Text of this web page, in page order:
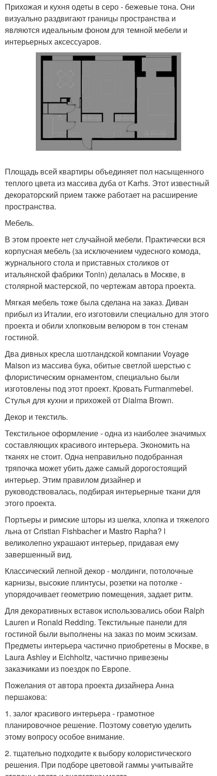
Прихожая и кухня одеты в серо - бежевые тона. Они
визуально раздвигают границы пространства и
являются идеальным фоном для темной мебели и
интерьерных аксессуаров.
Площадь всей квартиры объединяет пол насыщенного
теплого цвета из массива дуба от Karhs. Этот известный
декораторский прием также работает на расширение
пространства.
Мебель.
В этом проекте нет случайной мебели. Практически вся
корпусная мебель (за исключением чудесного комода,
журнального стола и приставных столиков от
итальянской фабрики Tonin) делалась в Москве, в
столярной мастерской, по чертежам автора проекта.
Мягкая мебель тоже была сделана на заказ. Диван
прибыл из Италии, его изготовили специально для этого
проекта и обили хлопковым велюром в тон стенам
гостиной.
Два дивных кресла шотландской компании Voyage
Maison из массива бука, обитые светлой шерстью с
флористическим орнаментом, специально были
изготовлены под этот проект. Кровать Furmanmebel.
Стулья для кухни и прихожей от Dialma Brown.
Декор и текстиль.
Текстильное оформление - одна из наиболее значимых
составляющих красивого интерьера. Экономить на
тканях не стоит. Одна неправильно подобранная
тряпочка может убить даже самый дорогостоящий
интерьер. Этим правилом дизайнер и
руководствовалась, подбирая интерьерные ткани для
этого проекта.
Портьеры и римские шторы из шелка, хлопка и тяжелого
льна от Cristian Fishbacher и Mastro Rapha? l
великолепно украшают интерьер, придавая ему
завершенный вид.
Классический лепной декор - молдинги, потолочные
карнизы, высокие плинтусы, розетки на потолке -
упорядочивает геометрию помещения, задает ритм.
Для декоративных вставок использовались обои Ralph
Lauren и Ronald Redding. Текстильные панели для
гостиной были выполнены на заказ по моим эскизам.
Предметы интерьера частично приобретены в Москве, в
Laura Ashley и Eichholtz, частично привезены
заказчиками из поездок по Европе.
Пожелания от автора проекта дизайнера Анна
першакова:
1. залог красивого интерьера - грамотное
планировочное решение. Поэтому советую уделить
этому вопросу особое внимание.
2. тщательно подходите к выбору колористического
решения. При подборе цветовой гаммы учитывайте